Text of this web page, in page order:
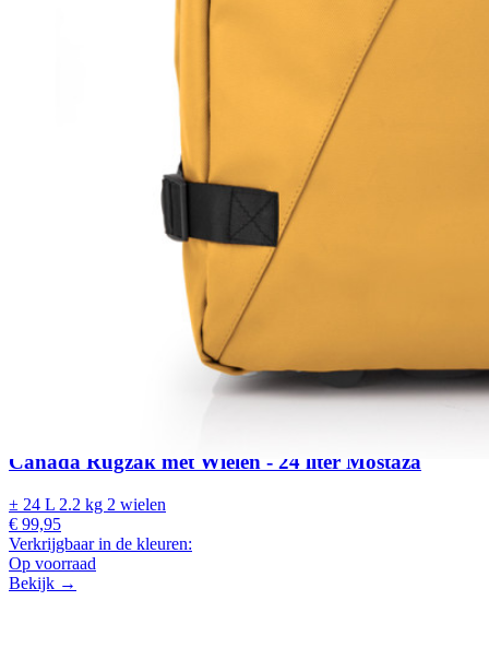
Canada Rugzak met Wielen - 24 liter Mostaza
± 24 L 2.2 kg 2 wielen
€ 99,95
Verkrijgbaar in de kleuren:
Op voorraad
Bekijk →